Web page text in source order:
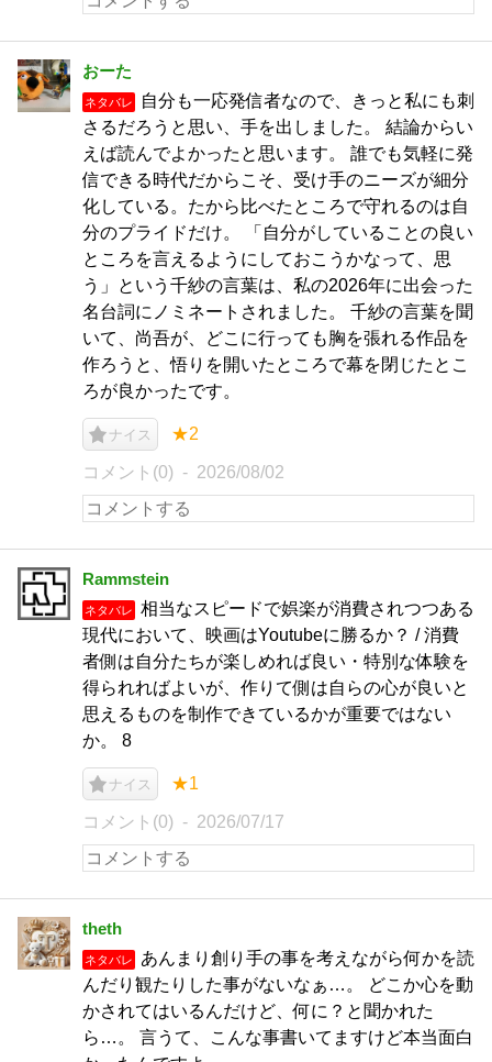
おーた
ネタバレ
自分も一応発信者なので、きっと私にも刺
さるだろうと思い、手を出しました。 結論からい
えば読んでよかったと思います。 誰でも気軽に発
信できる時代だからこそ、受け手のニーズが細分
化している。たから比べたところで守れるのは自
分のプライドだけ。 「自分がしていることの良い
ところを言えるようにしておこうかなって、思
う」という千紗の言葉は、私の2026年に出会った
名台詞にノミネートされました。 千紗の言葉を聞
いて、尚吾が、どこに行っても胸を張れる作品を
作ろうと、悟りを開いたところで幕を閉じたとこ
ろが良かったです。
ナイス ★2
コメント(0) 2026/08/02
Rammstein
ネタバレ
相当なスピードで娯楽が消費されつつある
現代において、映画はYoutubeに勝るか？ / 消費
者側は自分たちが楽しめれば良い・特別な体験を
得られればよいが、作りて側は自らの心が良いと
思えるものを制作できているかが重要ではない
か。 8
ナイス ★1
コメント(0) 2026/07/17
theth
ネタバレ
あんまり創り手の事を考えながら何かを読
んだり観たりした事がないなぁ…。 どこか心を動
かされてはいるんだけど、何に？と聞かれた
ら…。 言うて、こんな事書いてますけど本当面白